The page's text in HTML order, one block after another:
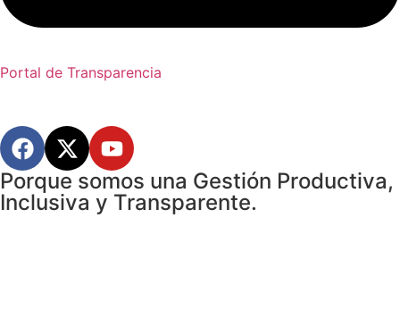
Portal de Transparencia
Porque somos una Gestión Productiva,
Inclusiva y Transparente.